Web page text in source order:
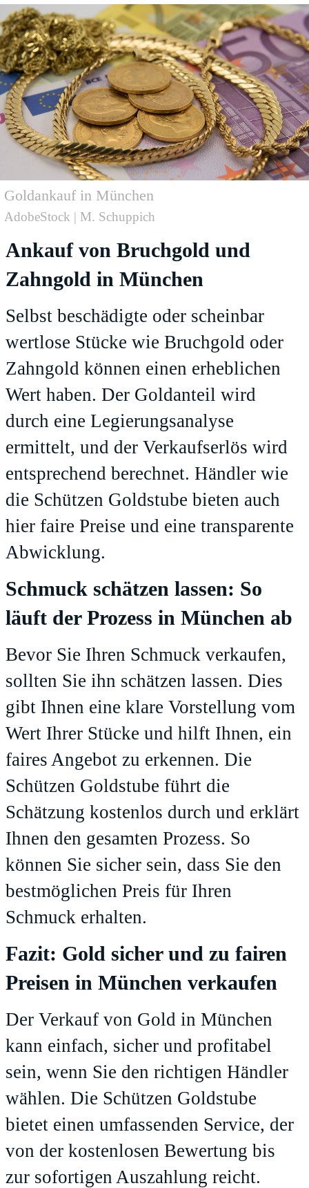
Goldankauf in München
AdobeStock | M. Schuppich
Ankauf von Bruchgold und
Zahngold in München
Selbst beschädigte oder scheinbar
wertlose Stücke wie Bruchgold oder
Zahngold können einen erheblichen
Wert haben. Der Goldanteil wird
durch eine Legierungsanalyse
ermittelt, und der Verkaufserlös wird
entsprechend berechnet. Händler wie
die Schützen Goldstube bieten auch
hier faire Preise und eine transparente
Abwicklung.
Schmuck schätzen lassen: So
läuft der Prozess in München ab
Bevor Sie Ihren Schmuck verkaufen,
sollten Sie ihn schätzen lassen. Dies
gibt Ihnen eine klare Vorstellung vom
Wert Ihrer Stücke und hilft Ihnen, ein
faires Angebot zu erkennen. Die
Schützen Goldstube führt die
Schätzung kostenlos durch und erklärt
Ihnen den gesamten Prozess. So
können Sie sicher sein, dass Sie den
bestmöglichen Preis für Ihren
Schmuck erhalten.
Fazit: Gold sicher und zu fairen
Preisen in München verkaufen
Der Verkauf von Gold in München
kann einfach, sicher und profitabel
sein, wenn Sie den richtigen Händler
wählen. Die Schützen Goldstube
bietet einen umfassenden Service, der
von der kostenlosen Bewertung bis
zur sofortigen Auszahlung reicht.